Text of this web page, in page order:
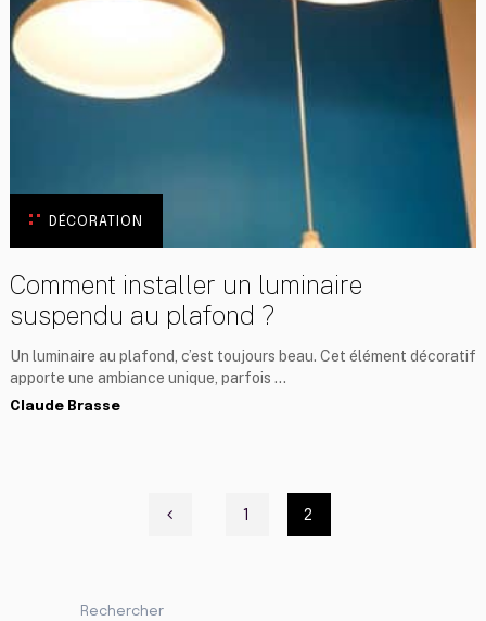
DÉCORATION
Comment installer un luminaire
suspendu au plafond ?
Un luminaire au plafond, c’est toujours beau. Cet élément décoratif
apporte une ambiance unique, parfois …
Claude Brasse
Pagination
publications
2
Rechercher